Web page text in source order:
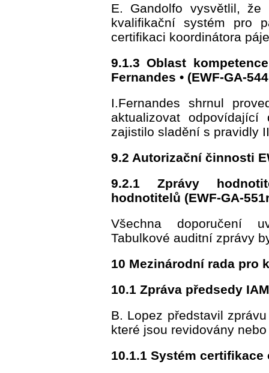
E. Gandolfo vysvětlil, že
kvalifikační systém pro
certifikaci koordinátora
9.1.3 Oblast
Fernandes • (EWF-GA-
I.Fernandes shrnul
aktualizovat
zajistilo sladění s pravidly
9.2 Autorizační činnosti
9.2.1 Zprávy
hodnotitelů (EWF-GA-
Všechna doporučení
Tabulkové auditní zprávy
10 Mezinárodní rada pro
10.1 Zpráva předsedy
B. Lopez představil
které jsou revidovány
10.1.1 Systém certifikace